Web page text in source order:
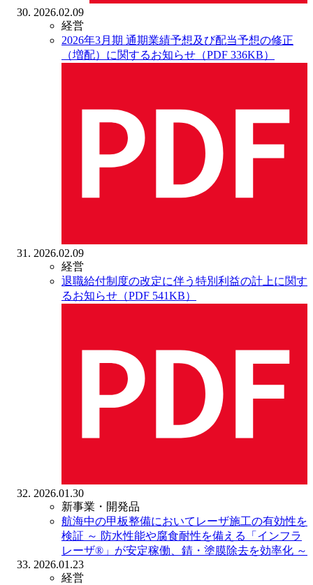
2026.02.09
経営
2026年3月期 通期業績予想及び配当予想の修正
（増配）に関するお知らせ（PDF 336KB）
2026.02.09
経営
退職給付制度の改定に伴う特別利益の計上に関す
るお知らせ（PDF 541KB）
2026.01.30
新事業・開発品
航海中の甲板整備においてレーザ施工の有効性を
検証 ～ 防水性能や腐食耐性を備える「インフラ
レーザ®」が安定稼働、錆・塗膜除去を効率化 ～
2026.01.23
経営